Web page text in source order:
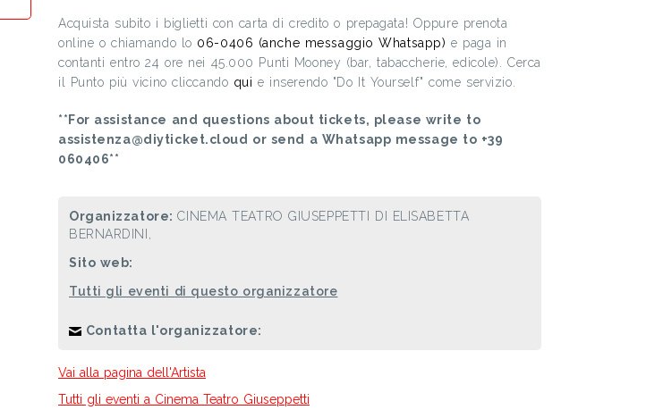
Acquista subito i biglietti con carta di credito o prepagata! Oppure prenota
online o chiamando lo 06-0406 (anche messaggio Whatsapp) e paga in
contanti entro 24 ore nei 45.000 Punti Mooney (bar, tabaccherie, edicole). Cerca
il Punto più vicino cliccando qui e inserendo "Do It Yourself" come servizio.
**For assistance and questions about tickets, please write to
assistenza@diyticket.cloud or send a Whatsapp message to +39
060406**
Organizzatore:CINEMA TEATRO GIUSEPPETTI DI ELISABETTA
BERNARDINI,
Sito web:
Tutti gli eventi di questo organizzatore
Contatta l'organizzatore:
Vai alla pagina dell'Artista
Tutti gli eventi a Cinema Teatro Giuseppetti